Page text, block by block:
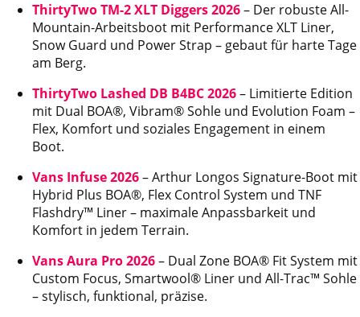
ThirtyTwo TM-2 XLT Diggers 2026– Der robuste All-
Mountain-Arbeitsboot mit Performance XLT Liner,
Snow Guard und Power Strap – gebaut für harte Tage
am Berg.
ThirtyTwo Lashed DB B4BC 2026– Limitierte Edition
mit Dual BOA®, Vibram® Sohle und Evolution Foam –
Flex, Komfort und soziales Engagement in einem
Boot.
Vans Infuse 2026– Arthur Longos Signature-Boot mit
Hybrid Plus BOA®, Flex Control System und TNF
Flashdry™ Liner – maximale Anpassbarkeit und
Komfort in jedem Terrain.
Vans Aura Pro 2026– Dual Zone BOA® Fit System mit
Custom Focus, Smartwool® Liner und All-Trac™ Sohle
– stylisch, funktional, präzise.